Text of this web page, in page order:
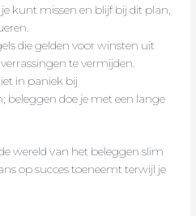
kunt missen en blijf bij dit plan,
die gelden voor winsten uit
te vermijden.
in paniek bij
doe je met een lange
wereld van het beleggen slim
op succes toeneemt terwijl je